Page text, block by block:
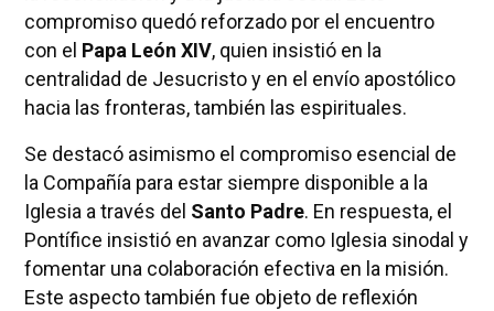
compromiso quedó reforzado por el encuentro
con el Papa León XIV, quien insistió en la
centralidad de Jesucristo y en el envío apostólico
hacia las fronteras, también las espirituales.
Se destacó asimismo el compromiso esencial de
la Compañía para estar siempre disponible a la
Iglesia a través del Santo Padre. En respuesta, el
Pontífice insistió en avanzar como Iglesia sinodal y
fomentar una colaboración efectiva en la misión.
Este aspecto también fue objeto de reflexión